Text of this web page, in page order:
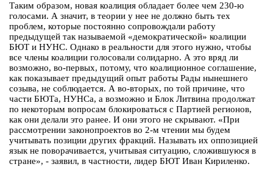
Таким образом, новая коалиция обладает более чем 230-ю
голосами. А значит, в теории у нее не должно быть тех
проблем, которые постоянно сопровождали работу
предыдущей так называемой «демократической» коалиции
БЮТ и НУНС. Однако в реальности для этого нужно, чтобы
все члены коалиции голосовали солидарно. А это вряд ли
возможно, во-первых, потому, что коалиционное соглашение,
как показывает предыдущий опыт работы Рады нынешнего
созыва, не соблюдается. А во-вторых, по той причине, что
части БЮТа, НУНСа, а возможно и Блок Литвина продолжат
по некоторым вопросам блокироваться с Партией регионов,
как они делали это ранее. И они этого не скрывают. «При
рассмотрении законопроектов во 2-м чтении мы будем
учитывать позиции других фракций. Называть их оппозицией
язык не поворачивается, учитывая ситуацию, сложившуюся в
стране», - заявил, в частности, лидер БЮТ Иван Кириленко.